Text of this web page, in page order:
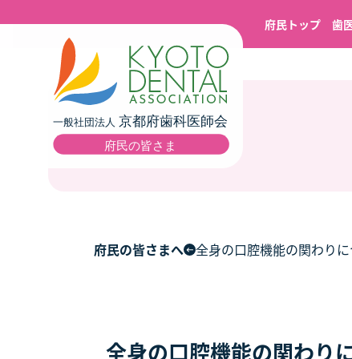
府民トップ 歯
府民の皆さまへ 全身の口腔機能の関わり
全身の口腔機能の関わり